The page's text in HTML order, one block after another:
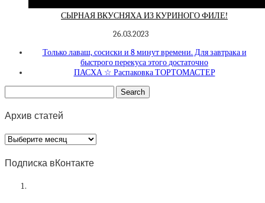
СЫРНАЯ ВКУСНЯХА ИЗ КУРИНОГО ФИЛЕ!
26.03.2023
Только лаваш, сосиски и 8 минут времени. Для завтрака и
быстрого перекуса этого достаточно
ПАСХА ☆ Распаковка ТОРТОМАСТЕР
Архив статей
Архив
статей
Подписка вКонтакте